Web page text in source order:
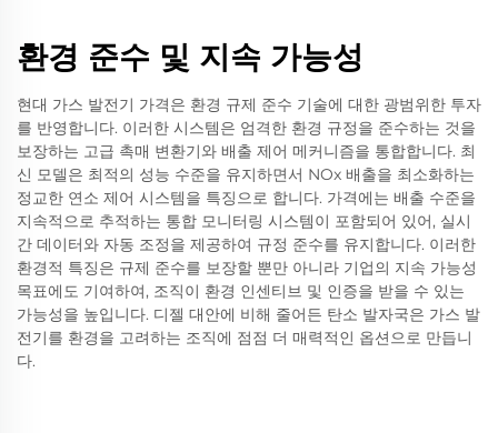
환경 준수 및 지속 가능성
현대 가스 발전기 가격은 환경 규제 준수 기술에 대한 광범위한 투자
를 반영합니다. 이러한 시스템은 엄격한 환경 규정을 준수하는 것을
보장하는 고급 촉매 변환기와 배출 제어 메커니즘을 통합합니다. 최
신 모델은 최적의 성능 수준을 유지하면서 NOx 배출을 최소화하는
정교한 연소 제어 시스템을 특징으로 합니다. 가격에는 배출 수준을
지속적으로 추적하는 통합 모니터링 시스템이 포함되어 있어, 실시
간 데이터와 자동 조정을 제공하여 규정 준수를 유지합니다. 이러한
환경적 특징은 규제 준수를 보장할 뿐만 아니라 기업의 지속 가능성
목표에도 기여하여, 조직이 환경 인센티브 및 인증을 받을 수 있는
가능성을 높입니다. 디젤 대안에 비해 줄어든 탄소 발자국은 가스 발
전기를 환경을 고려하는 조직에 점점 더 매력적인 옵션으로 만듭니
다.